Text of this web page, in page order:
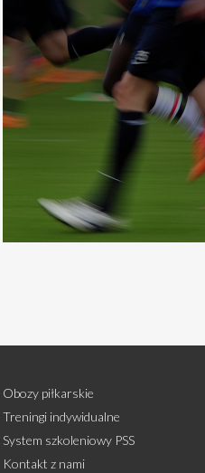
Obozy piłkarskie
Treningi indywidualne
System szkoleniowy PSS
Kontakt z nami